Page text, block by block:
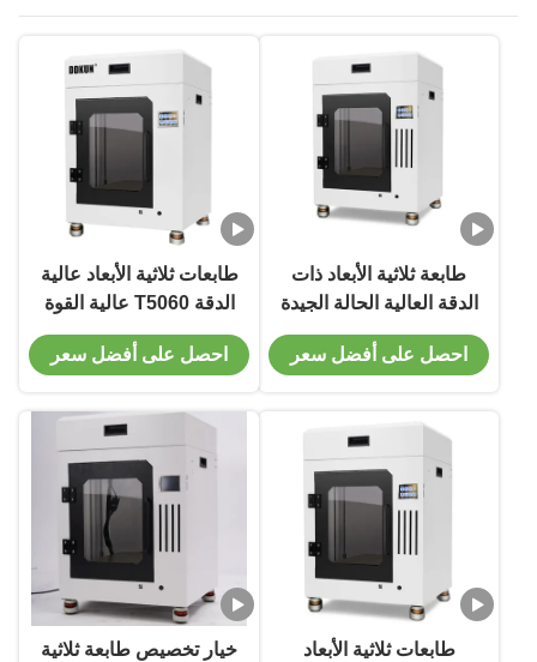
طابعة ثلاثية الأبعاد ذات
الدقة العالية الحالة الجيدة
الحجم 77 سم × 72 سم ×
112 سم
احصل على أفضل سعر
طابعات ثلاثية الأبعاد عالية
الدقة T5060 عالية القوة
احصل على أفضل سعر
طابعات ثلاثية الأبعاد
خيار تخصيص طابعة ثلاثية